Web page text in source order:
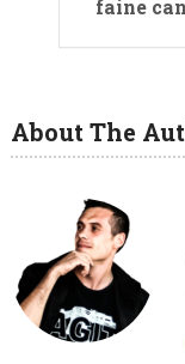
faine
About The